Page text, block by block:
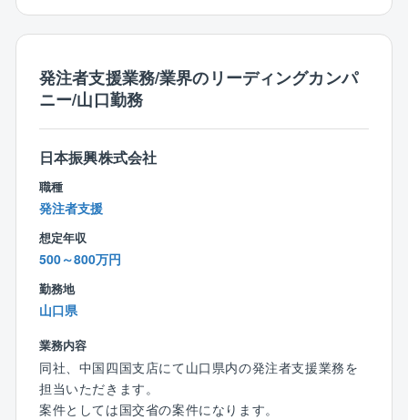
■その他付随する業務
【キャリア選択肢について】
■以下のキャリアを選択していただきます。
●全国総合職
●エリア限定職（関東・東北・北陸等）
●地域限定職 (転居はなし)
発注者支援業務/業界のリーディングカンパ
ニー/山口勤務
日本振興株式会社
職種
発注者支援
想定年収
500～800万円
勤務地
山口県
業務内容
同社、中国四国支店にて山口県内の発注者支援業務を
担当いただきます。
案件としては国交省の案件になります。